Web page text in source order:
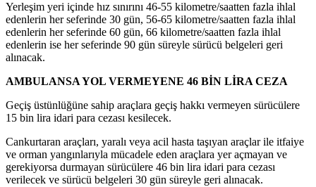
Yerleşim yeri içinde hız sınırını 46-55 kilometre/saatten fazla ihlal
edenlerin her seferinde 30 gün, 56-65 kilometre/saatten fazla ihlal
edenlerin her seferinde 60 gün, 66 kilometre/saatten fazla ihlal
edenlerin ise her seferinde 90 gün süreyle sürücü belgeleri geri
alınacak.
AMBULANSA YOL VERMEYENE 46 BİN LİRA CEZA
Geçiş üstünlüğüne sahip araçlara geçiş hakkı vermeyen sürücülere
15 bin lira idari para cezası kesilecek.
Cankurtaran araçları, yaralı veya acil hasta taşıyan araçlar ile itfaiye
ve orman yangınlarıyla mücadele eden araçlara yer açmayan ve
gerekiyorsa durmayan sürücülere 46 bin lira idari para cezası
verilecek ve sürücü belgeleri 30 gün süreyle geri alınacak.